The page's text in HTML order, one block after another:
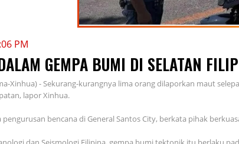
PM
GEMPA BUMI DI SELATAN
Xinhua) - Sekurang-kurangnya lima orang dilaporkan maut
lapor Xinhua.
pengurusan bencana di General Santos City, berkata pihak